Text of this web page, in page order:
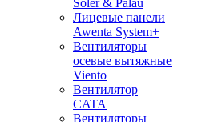
Soler & Palau
Лицевые панели
Awenta System+
Вентиляторы
осевые вытяжные
Viento
Вентилятор
CATA
Вентиляторы